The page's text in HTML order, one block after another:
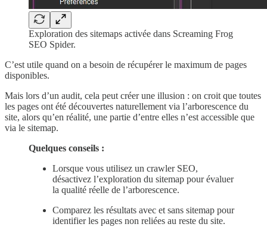
Exploration des sitemaps activée dans Screaming Frog
SEO Spider.
C’est utile quand on a besoin de récupérer le maximum de pages
disponibles.
Mais lors d’un audit, cela peut créer une illusion : on croit que toutes
les pages ont été découvertes naturellement via l’arborescence du
site, alors qu’en réalité, une partie d’entre elles n’est accessible que
via le sitemap.
Quelques conseils :
Lorsque vous utilisez un crawler SEO,
désactivez l’exploration du sitemap pour évaluer
la qualité réelle de l’arborescence.
Comparez les résultats avec et sans sitemap pour
identifier les pages non reliées au reste du site.